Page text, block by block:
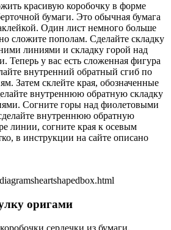
красивую коробочку в форме
бумаги. Это обычная бумага
Один лист немного больше
сложите пополам. Сделайте складку
линиями и складку горой над
Теперь у вас есть сложенная фигура
внутренний обратный сгиб по
Затем склейте края, обозначенные
внутреннюю обратную складку
Согните горы над фиолетовыми
внутреннюю обратную
линии, согните края к осевым
в инструкции на сайте описано
оригами
сердечки из бумаги,